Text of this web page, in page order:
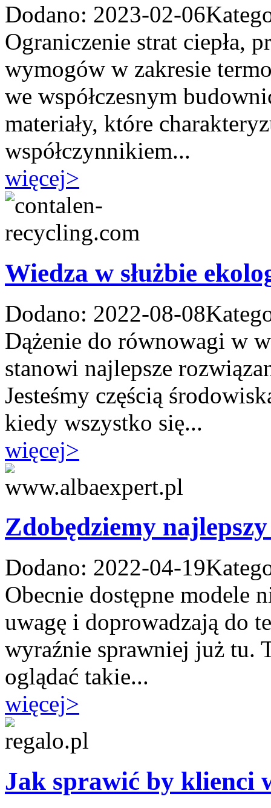
Dodano: 2023-02-06
Ograniczenie strat ciepła,
wymogów w zakresie
we współczesnym
materiały, które
współczynnikiem...
więcej>
Wiedza w służbie
Dodano: 2022-08-08
Dążenie do równowagi w
stanowi najlepsze
Jesteśmy częścią
kiedy wszystko się...
więcej>
Zdobędziemy
Dodano: 2022-04-19
Obecnie dostępne modele
uwagę i doprowadzają do
wyraźnie sprawniej już tu.
oglądać takie...
więcej>
Jak sprawić by klienci